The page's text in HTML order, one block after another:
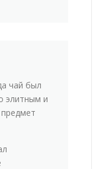
чай был
элитным и